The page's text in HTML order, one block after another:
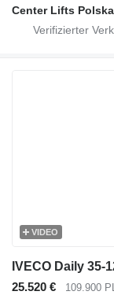
Center Lifts
VIDEO
IVECO Daily
25.520 €
109.900